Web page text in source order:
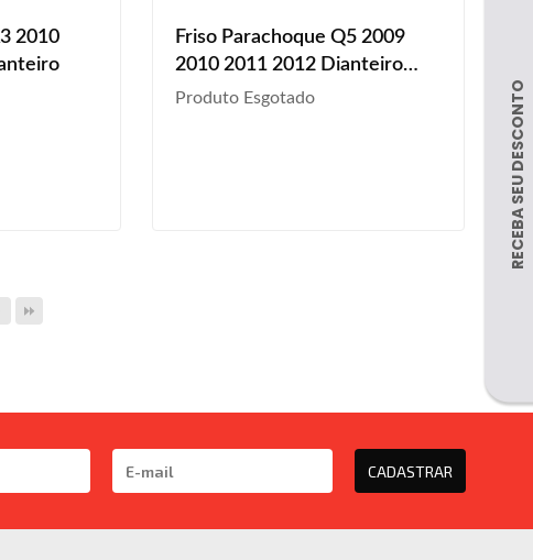
2010
Friso Parachoque Q5 2009
2010 2011 2012 Dianteiro
Primer
Produto Esgotado
CADASTRAR